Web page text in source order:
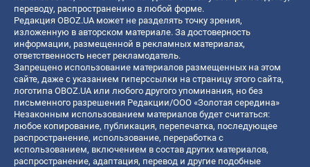
переводу, распространению в любой форме.
Редакция OBOZ.UA может не разделять точку зрения,
изложенную в авторском материале. За достоверность
информации, размещенной в рекламных материалах,
ответственность несет рекламодатель.
Запрещено использование материалов размещенных на этом
сайте, даже с указанием гиперссылки на страницу этого сайта,
логотипа OBOZ.UA или любого другого упоминания, но без
письменного разрешения Редакции/ООО «Золотая середина»
Незаконным использованием материалов будет считаться:
любое копирование, публикация, перепечатка, последующее
распространение, использование, переработка с
использованием, включением в состав других материалов,
распространение, адаптация, перевод и другие подобные